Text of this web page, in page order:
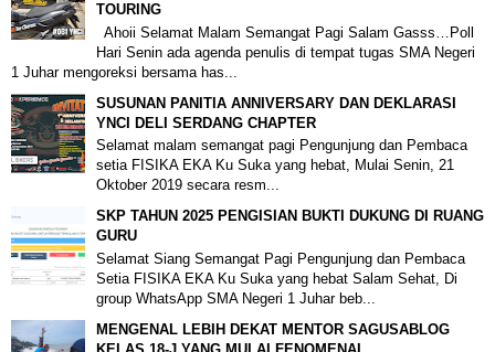
TOURING
Ahoii Selamat Malam Semangat Pagi Salam Gasss…Poll
Hari Senin ada agenda penulis di tempat tugas SMA Negeri
1 Juhar mengoreksi bersama has...
SUSUNAN PANITIA ANNIVERSARY DAN DEKLARASI
YNCI DELI SERDANG CHAPTER
Selamat malam semangat pagi Pengunjung dan Pembaca
setia FISIKA EKA Ku Suka yang hebat, Mulai Senin, 21
Oktober 2019 secara resm...
SKP TAHUN 2025 PENGISIAN BUKTI DUKUNG DI RUANG
GURU
Selamat Siang Semangat Pagi Pengunjung dan Pembaca
Setia FISIKA EKA Ku Suka yang hebat Salam Sehat, Di
group WhatsApp SMA Negeri 1 Juhar beb...
MENGENAL LEBIH DEKAT MENTOR SAGUSABLOG